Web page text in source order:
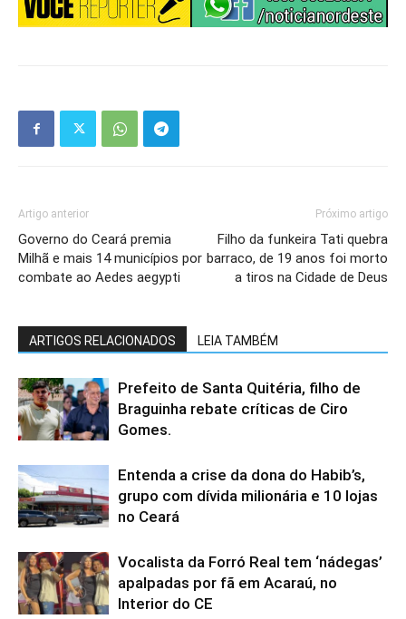
Artigo anterior
Governo do Ceará premia
Milhã e mais 14 municípios por
combate ao Aedes aegypti
Próximo artigo
Filho da funkeira Tati quebra
barraco, de 19 anos foi morto
a tiros na Cidade de Deus
ARTIGOS RELACIONADOS LEIA TAMBÉM
Prefeito de Santa Quitéria, filho de
Braguinha rebate críticas de Ciro
Gomes.
Entenda a crise da dona do Habib’s,
grupo com dívida milionária e 10 lojas
no Ceará
Vocalista da Forró Real tem ‘nádegas’
apalpadas por fã em Acaraú, no
Interior do CE